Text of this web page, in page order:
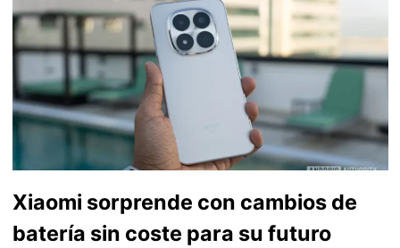
Xiaomi sorprende con cambios de
batería sin coste para su futuro